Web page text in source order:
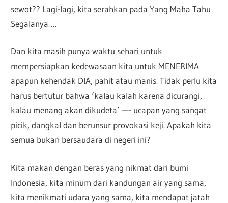
sewot?? Lagi-lagi, kita serahkan pada Yang Maha Tahu
Segalanya….
Dan kita masih punya waktu sehari untuk
mempersiapkan kedewasaan kita untuk MENERIMA
apapun kehendak DIA, pahit atau manis. Tidak perlu kita
harus bertutur bahwa ‘kalau kalah karena dicurangi,
kalau menang akan dikudeta’ —- ucapan yang sangat
picik, dangkal dan berunsur provokasi keji. Apakah kita
semua bukan bersaudara di negeri ini?
Kita makan dengan beras yang nikmat dari bumi
Indonesia, kita minum dari kandungan air yang sama,
kita menikmati udara yang sama, kita mendapat jatah